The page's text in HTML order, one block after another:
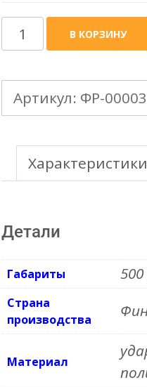
Количество
товара
VILPE
вентиляционная
125
500
(утепленная)
с
универсальным
проходным
элементом
В КОРЗИНУ
Артикул: ФР-
Характеристики
Детали
Габариты
Страна
производства
Материал